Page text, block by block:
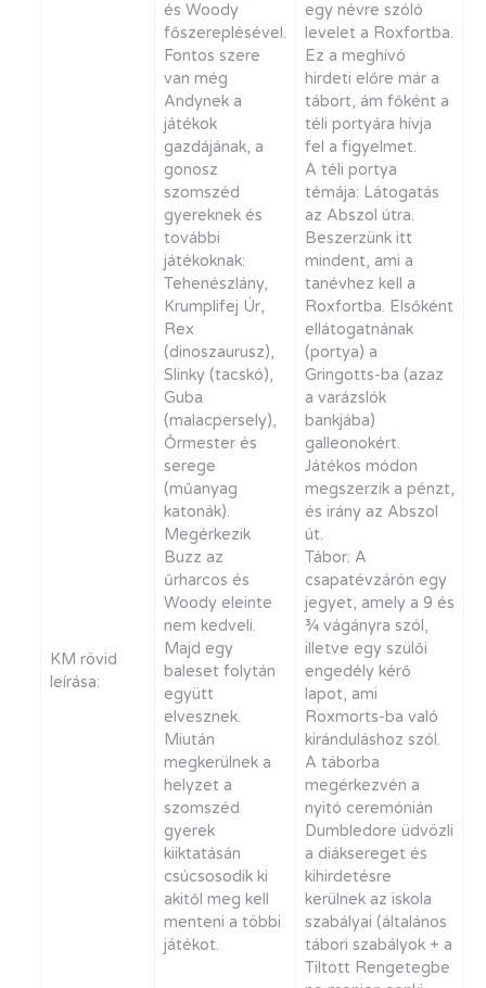
KM rövid
leírása:
és Woody
főszereplésével.
Fontos szere
van még
Andynek a
játékok
gazdájának, a
gonosz
szomszéd
gyereknek és
további
játékoknak:
Tehenészlány,
Krumplifej Úr,
Rex
(dinoszaurusz),
Slinky (tacskó),
Guba
(malacpersely),
Őrmester és
serege
(műanyag
katonák).
Megérkezik
Buzz az
űrharcos és
Woody eleinte
nem kedveli.
Majd egy
baleset folytán
együtt
elvesznek.
Miután
megkerülnek a
helyzet a
szomszéd
gyerek
kiiktatásán
csúcsosodik ki
akitől meg kell
menteni a többi
játékot.
egy névre szóló
levelet a Roxfortba.
Ez a meghívó
hirdeti előre már a
tábort, ám főként a
téli portyára hívja
fel a figyelmet.
A téli portya
témája: Látogatás
az Abszol útra.
Beszerzünk itt
mindent, ami a
tanévhez kell a
Roxfortba. Elsőként
ellátogatnának
(portya) a
Gringotts-ba (azaz
a varázslók
bankjába)
galleonokért.
Játékos módon
megszerzik a pénzt,
és irány az Abszol
út.
Tábor: A
csapatévzárón egy
jegyet, amely a 9 és
¾ vágányra szól,
illetve egy szülői
engedély kérő
lapot, ami
Roxmorts-ba való
kiránduláshoz szól.
A táborba
megérkezvén a
nyitó ceremónián
Dumbledore üdvözli
a diáksereget és
kihirdetésre
kerülnek az iskola
szabályai (általános
tábori szabályok + a
Tiltott Rengetegbe